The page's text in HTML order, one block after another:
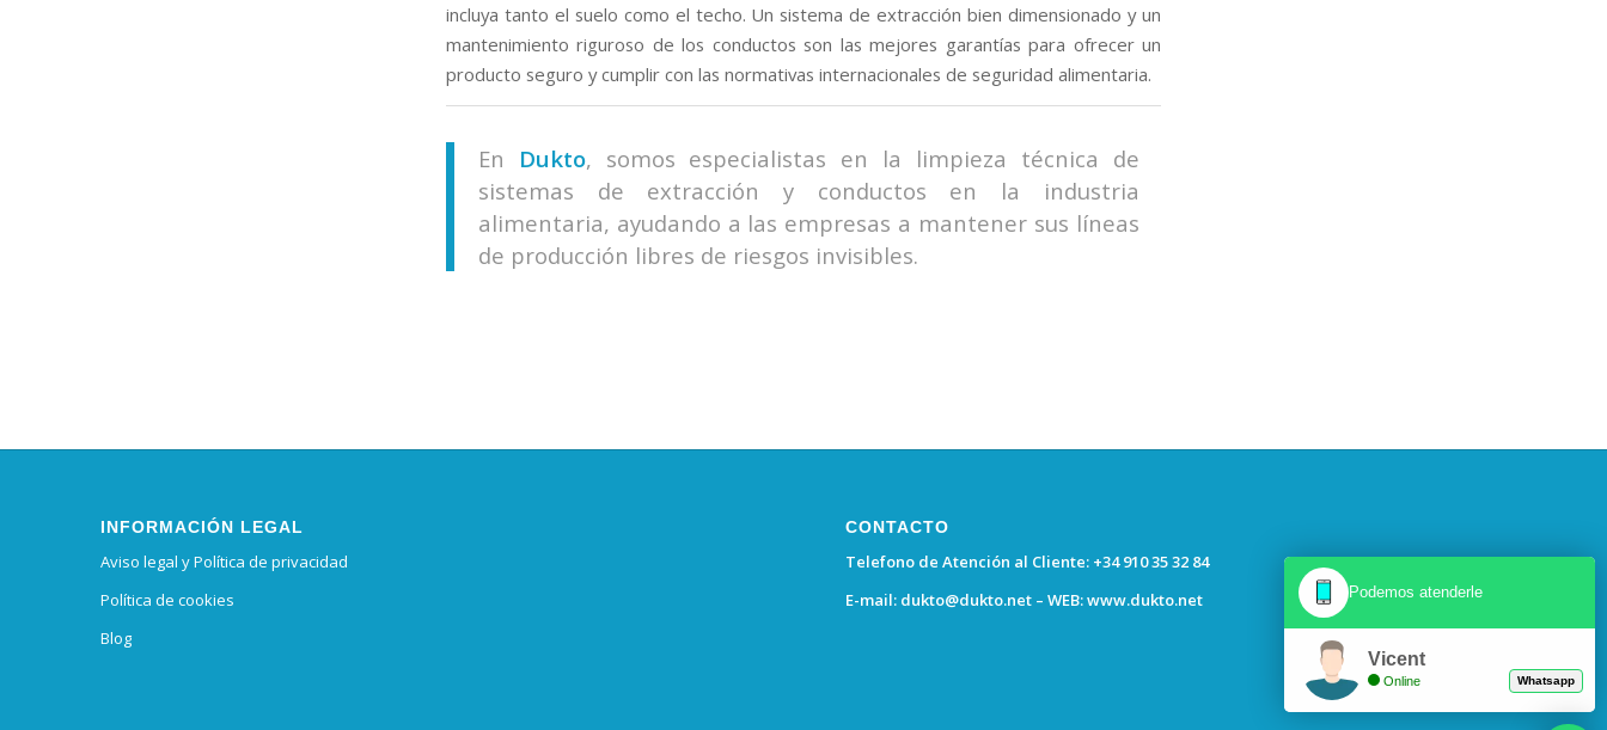
incluya tanto el suelo como el techo. Un sistema de extracción bien dimensionado y un
mantenimiento riguroso de los conductos son las mejores garantías para ofrecer un
producto seguro y cumplir con las normativas internacionales de seguridad alimentaria.
En Dukto, somos especialistas en la limpieza técnica de
sistemas de extracción y conductos en la industria
alimentaria, ayudando a las empresas a mantener sus líneas
de producción libres de riesgos invisibles.
INFORMACIÓN LEGAL
Aviso legal y Política de privacidad
Política de cookies
Blog
CONTACTO
Telefono de Atención al Cliente: +34 910 35 32 84
E-mail: dukto@dukto.net – WEB:www.dukto.net Podemos atenderle
Vicent
Online Whatsapp